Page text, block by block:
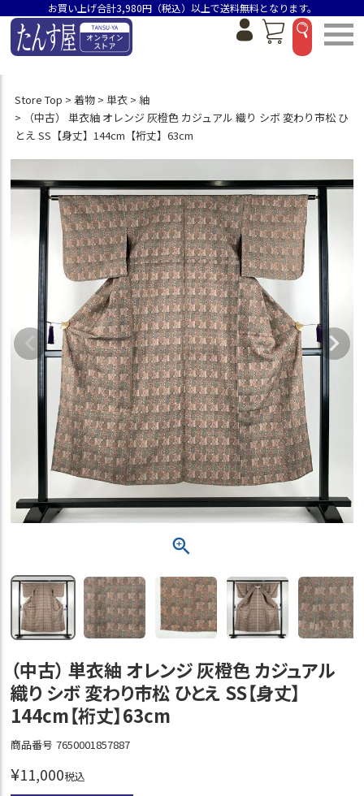
お買い上げ合計3,980円（税込）以上で送料無料となります。
Store Top 着物 単衣
紬
（中古） 単衣紬 オレンジ 灰橙色 カジュアル 織り シボ 変わり市松 ひ
とえ SS【身丈】144cm【裄丈】63cm
（中古） 単衣紬 オレンジ 灰橙色 カジュアル
織り シボ 変わり市松 ひとえ SS【身丈】
144cm【裄丈】63cm
商品番号 7650001857887
¥11,000税込